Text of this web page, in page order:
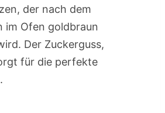
der nach dem
im Ofen goldbraun
Der Zuckerguss,
für die perfekte